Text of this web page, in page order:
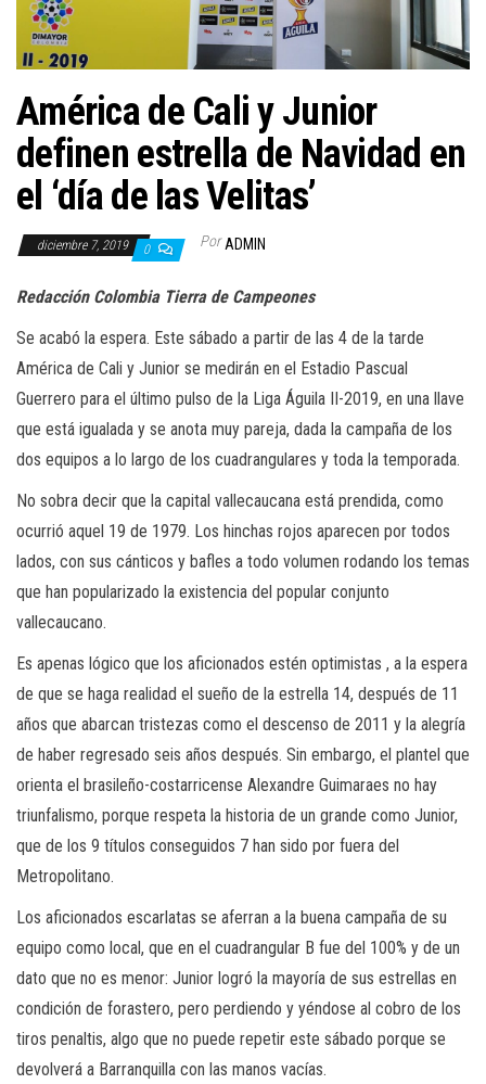
i
América de Cali y Junior
definen estrella de Navidad en
el ‘día de las Velitas’
diciembre 7, 2019 0 Por ADMIN
Redacción Colombia Tierra de Campeones
Se acabó la espera. Este sábado a partir de las 4 de la tarde
América de Cali y Junior se medirán en el Estadio Pascual
Guerrero para el último pulso de la Liga Águila II-2019, en una llave
que está igualada y se anota muy pareja, dada la campaña de los
dos equipos a lo largo de los cuadrangulares y toda la temporada.
No sobra decir que la capital vallecaucana está prendida, como
ocurrió aquel 19 de 1979. Los hinchas rojos aparecen por todos
lados, con sus cánticos y bafles a todo volumen rodando los temas
que han popularizado la existencia del popular conjunto
vallecaucano.
Es apenas lógico que los aficionados estén optimistas , a la espera
de que se haga realidad el sueño de la estrella 14, después de 11
años que abarcan tristezas como el descenso de 2011 y la alegría
de haber regresado seis años después. Sin embargo, el plantel que
orienta el brasileño-costarricense Alexandre Guimaraes no hay
triunfalismo, porque respeta la historia de un grande como Junior,
que de los 9 títulos conseguidos 7 han sido por fuera del
Metropolitano.
Los aficionados escarlatas se aferran a la buena campaña de su
equipo como local, que en el cuadrangular B fue del 100% y de un
dato que no es menor: Junior logró la mayoría de sus estrellas en
condición de forastero, pero perdiendo y yéndose al cobro de los
tiros penaltis, algo que no puede repetir este sábado porque se
devolverá a Barranquilla con las manos vacías.